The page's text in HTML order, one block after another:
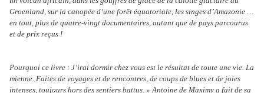
Groenland, sur la canopée d’une forêt équatoriale, les singes d’Amazonie …
en tout, plus de quatre-vingt documentaires, autant que de pays parcourus
et de prix reçus !
Pourquoi ce livre : J’irai dormir chez vous est le résultat de toute une vie. La
mienne. Faites de voyages et de rencontres, de coups de blues et de joies
intenses, toujours hors des sentiers battus. » Antoine de Maximy a fait de sa